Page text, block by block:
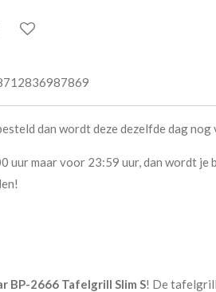
dan wordt deze dezelfde dag nog
uur maar voor 23:59 uur, dan wordt je
BP-2666 Tafelgrill Slim S! De